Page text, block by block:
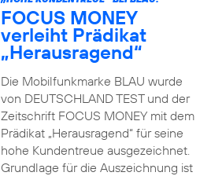
FOCUS MONEY
verleiht Prädikat
„Herausragend“
Die Mobilfunkmarke BLAU wurde
von DEUTSCHLAND TEST und der
Zeitschrift FOCUS MONEY mit dem
Prädikat „Herausragend“ für seine
hohe Kundentreue ausgezeichnet.
Grundlage für die Auszeichnung ist